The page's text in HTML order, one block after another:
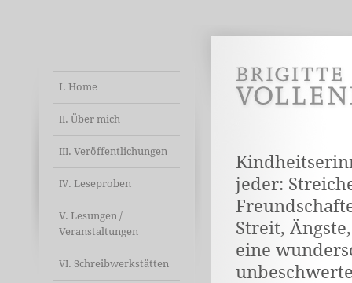
I. Home
II. Über mich
III. Veröffentlichungen
IV. Leseproben
V. Lesungen /
Veranstaltungen
VI. Schreibwerkstätten
jeder:
Streit,
eine